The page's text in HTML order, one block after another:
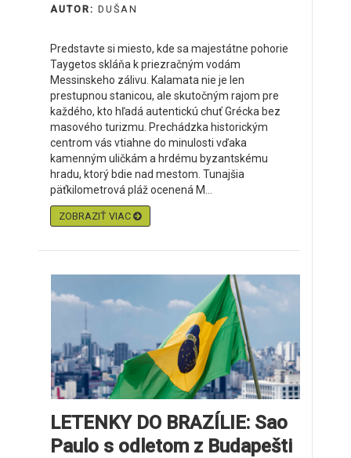
AUTOR: DUŠAN
Predstavte si miesto, kde sa majestátne pohorie
Taygetos skláňa k priezračným vodám
Messinskeho zálivu. Kalamata nie je len
prestupnou stanicou, ale skutočným rajom pre
každého, kto hľadá autentickú chuť Grécka bez
masového turizmu. Prechádzka historickým
centrom vás vtiahne do minulosti vďaka
kamenným uličkám a hrdému byzantskému
hradu, ktorý bdie nad mestom. Tunajšia
päťkilometrová pláž ocenená M...
ZOBRAZIŤ VIAC
LETENKY DO BRAZÍLIE: Sao
Paulo s odletom z Budapešti